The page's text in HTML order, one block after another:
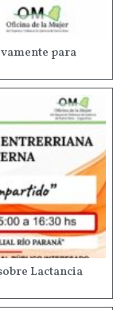
para
Lactancia